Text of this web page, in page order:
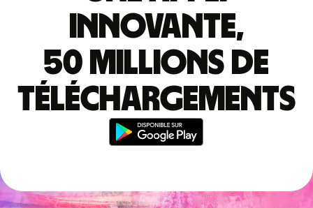
innovante,
50 millions de
téléchargements